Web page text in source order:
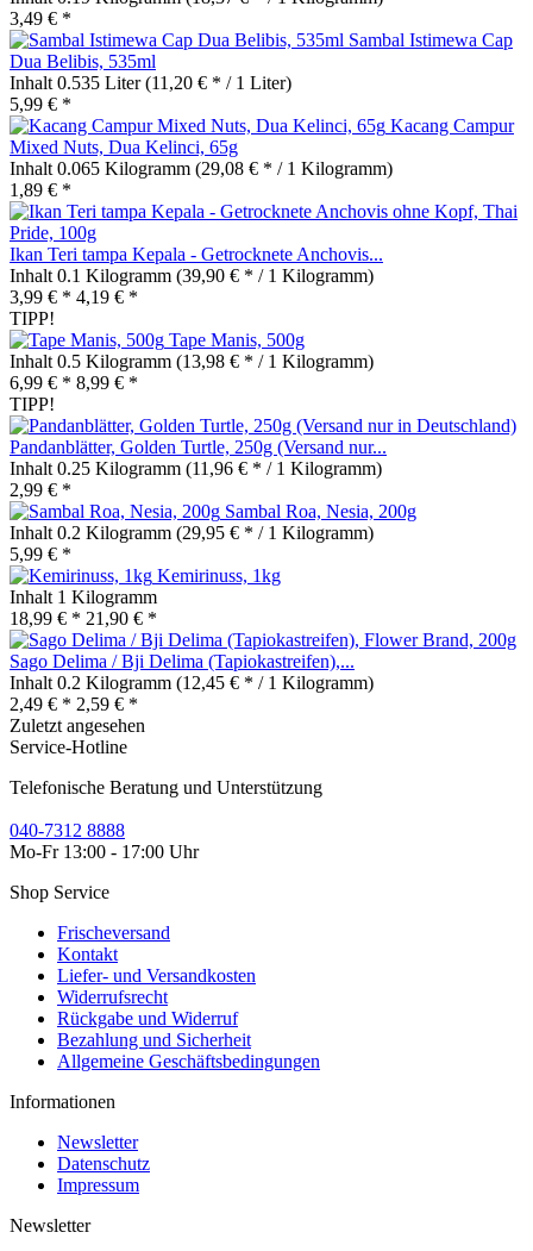
3,49 € *
Sambal Istimewa Cap
Dua Belibis, 535ml
Inhalt 0.535 Liter(11,20 € * / 1 Liter)
5,99 € *
Kacang Campur
Mixed Nuts, Dua Kelinci, 65g
Inhalt 0.065 Kilogramm (29,08 € * / 1 Kilogramm)
1,89 € *
Ikan Teri tampa Kepala - Getrocknete Anchovis...
Inhalt 0.1 Kilogramm (39,90 € * / 1 Kilogramm)
3,99 € * 4,19 € *
TIPP!
Tape Manis, 500g
Inhalt 0.5 Kilogramm (13,98 € * / 1 Kilogramm)
6,99 € * 8,99 € *
TIPP!
Pandanblätter, Golden Turtle, 250g (Versand nur...
Inhalt 0.25 Kilogramm (11,96 € * / 1 Kilogramm)
2,99 € *
Sambal Roa, Nesia, 200g
Inhalt 0.2 Kilogramm (29,95 € * / 1 Kilogramm)
5,99 € *
Kemirinuss, 1kg
Inhalt 1 Kilogramm
18,99 € * 21,90 € *
Sago Delima / Bji Delima (Tapiokastreifen),...
Inhalt 0.2 Kilogramm (12,45 € * / 1 Kilogramm)
2,49 € * 2,59 € *
Zuletzt angesehen
Service-Hotline
Telefonische Beratung und Unterstützung
040-7312 8888
Mo-Fr 13:00 - 17:00 Uhr
Shop Service
Frischeversand
Kontakt
Liefer- und Versandkosten
Widerrufsrecht
Rückgabe und Widerruf
Bezahlung und Sicherheit
Allgemeine Geschäftsbedingungen
Informationen
Newsletter
Datenschutz
Impressum
Newsletter